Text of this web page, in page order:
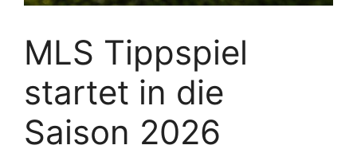
MLS Tippspiel
startet in die
Saison 2026